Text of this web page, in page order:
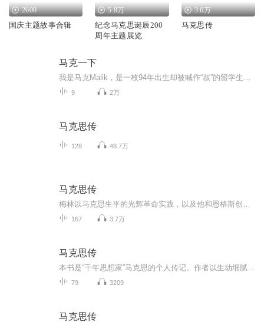
2600
国庆主题故事合辑
5.8万
纪念马克思诞辰200
周年主题展览
3.6万
马克思传
马克一下
9 2万
马克思传
128 48.7万
马克思传
167 3.7万
马克思传
79 3209
马克思传